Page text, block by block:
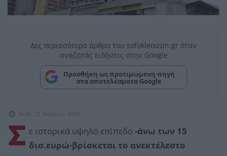
Δες περισσότερα άρθρα του sofokleousin.gr όταν
αναζητάς ειδήσεις στην Google
Προσθήκη ως προτιμώμενη πηγή
στα αποτελέσματα Google
16:06, 27 Μαρτίου 2024
Σ ε ιστορικά υψηλό επίπεδο -άνω των 15
δισ.ευρώ-βρίσκεται το ανεκτέλεστο